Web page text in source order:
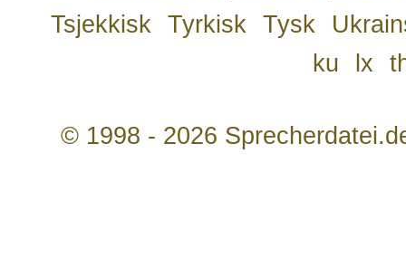
Tsjekkisk
Tyrkisk Tysk
ku
lx
© 1998 - 2026